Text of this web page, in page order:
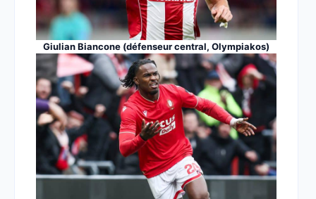
Giulian Biancone (défenseur central, Olympiakos)